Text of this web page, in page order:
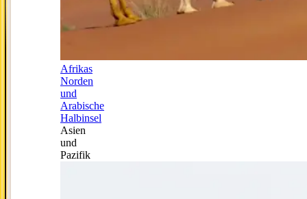
Afrikas
Norden
und
Arabische
Halbinsel
Asien
und
Pazifik